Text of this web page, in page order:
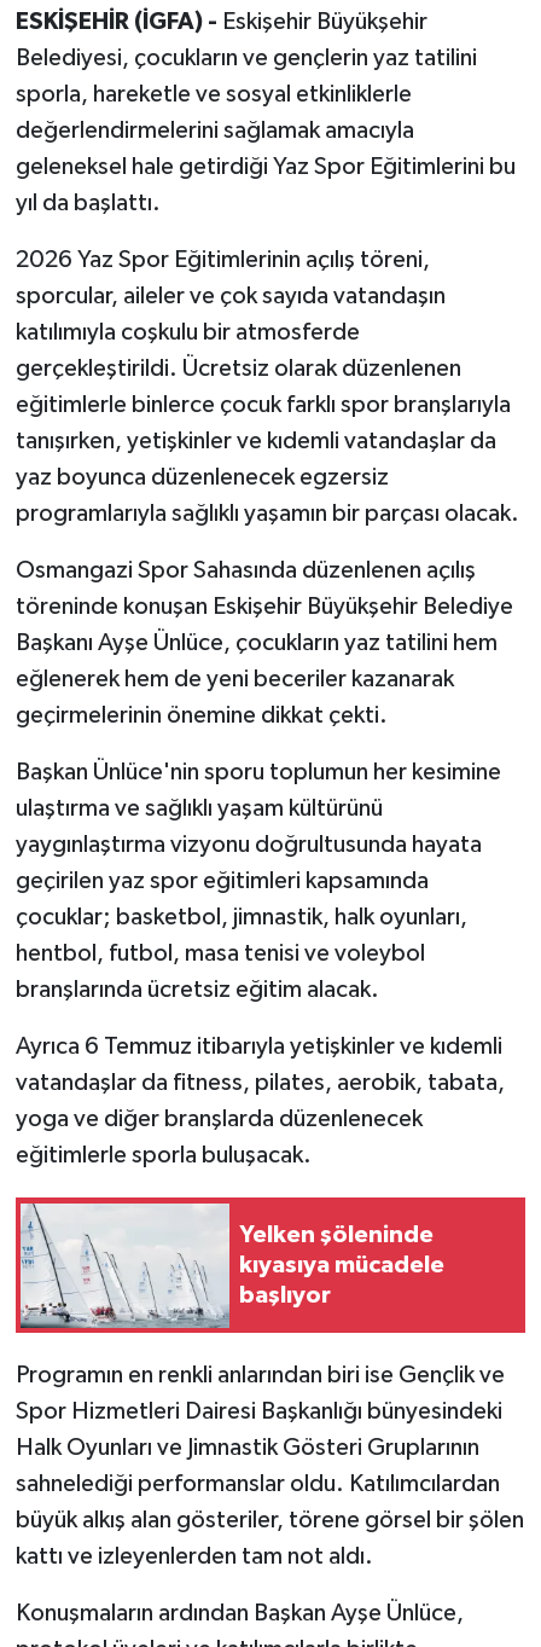
ESKİŞEHİR (İGFA) - Eskişehir Büyükşehir
Belediyesi, çocukların ve gençlerin yaz tatilini
sporla, hareketle ve sosyal etkinliklerle
değerlendirmelerini sağlamak amacıyla
geleneksel hale getirdiği Yaz Spor Eğitimlerini bu
yıl da başlattı.
2026 Yaz Spor Eğitimlerinin açılış töreni,
sporcular, aileler ve çok sayıda vatandaşın
katılımıyla coşkulu bir atmosferde
gerçekleştirildi. Ücretsiz olarak düzenlenen
eğitimlerle binlerce çocuk farklı spor branşlarıyla
tanışırken, yetişkinler ve kıdemli vatandaşlar da
yaz boyunca düzenlenecek egzersiz
programlarıyla sağlıklı yaşamın bir parçası olacak.
Osmangazi Spor Sahasında düzenlenen açılış
töreninde konuşan Eskişehir Büyükşehir Belediye
Başkanı Ayşe Ünlüce, çocukların yaz tatilini hem
eğlenerek hem de yeni beceriler kazanarak
geçirmelerinin önemine dikkat çekti.
Başkan Ünlüce'nin sporu toplumun her kesimine
ulaştırma ve sağlıklı yaşam kültürünü
yaygınlaştırma vizyonu doğrultusunda hayata
geçirilen yaz spor eğitimleri kapsamında
çocuklar; basketbol, jimnastik, halk oyunları,
hentbol, futbol, masa tenisi ve voleybol
branşlarında ücretsiz eğitim alacak.
Ayrıca 6 Temmuz itibarıyla yetişkinler ve kıdemli
vatandaşlar da fitness, pilates, aerobik, tabata,
yoga ve diğer branşlarda düzenlenecek
eğitimlerle sporla buluşacak.
Yelken şöleninde
kıyasıya mücadele
başlıyor
Programın en renkli anlarından biri ise Gençlik ve
Spor Hizmetleri Dairesi Başkanlığı bünyesindeki
Halk Oyunları ve Jimnastik Gösteri Gruplarının
sahnelediği performanslar oldu. Katılımcılardan
büyük alkış alan gösteriler, törene görsel bir şölen
kattı ve izleyenlerden tam not aldı.
Konuşmaların ardından Başkan Ayşe Ünlüce,